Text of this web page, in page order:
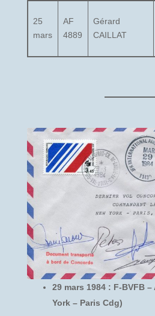
25
mars
AF
4889
Gérard
CAILLAT
29 mars 1984 : F-BVFB –
York – Paris Cdg)